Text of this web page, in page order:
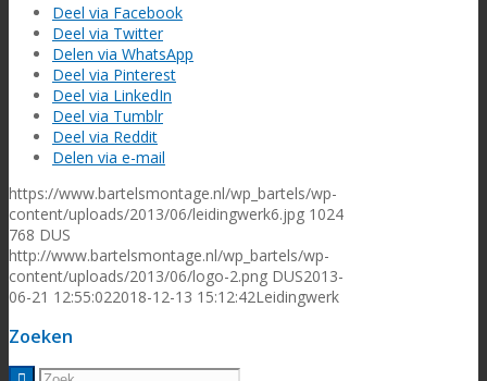
Deel via Facebook
Deel via Twitter
Delen via WhatsApp
Deel via Pinterest
Deel via LinkedIn
Deel via Tumblr
Deel via Reddit
Delen via e-mail
https://www.bartelsmontage.nl/wp_bartels/wp-
content/uploads/2013/06/leidingwerk6.jpg 1024
768 DUS
http://www.bartelsmontage.nl/wp_bartels/wp-
content/uploads/2013/06/logo-2.png DUS2013-
06-21 12:55:022018-12-13 15:12:42Leidingwerk
Zoeken